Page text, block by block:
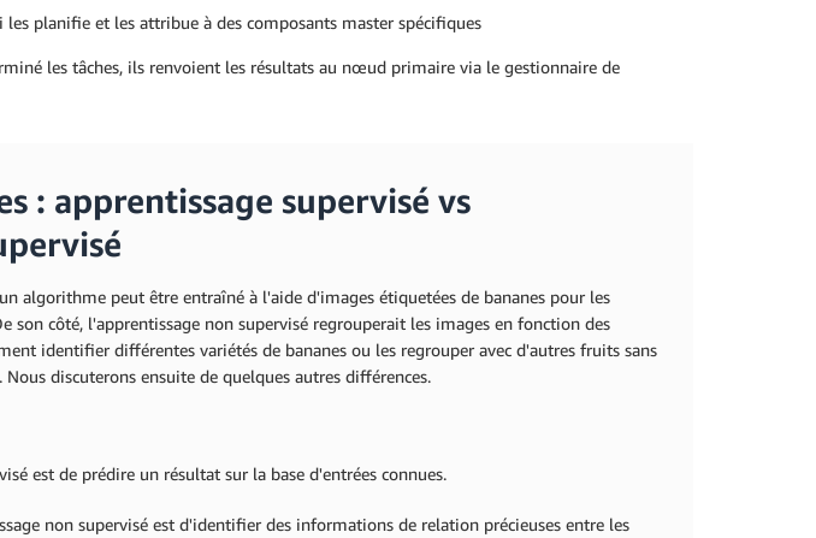
les planifie et les attribue à des composants master spécifiques
les tâches, ils renvoient les résultats au nœud primaire via le gestionnaire de
: apprentissage supervisé vs
algorithme peut être entraîné à l'aide d'images étiquetées de bananes pour les
son côté, l'apprentissage non supervisé regrouperait les images en fonction des
identifier différentes variétés de bananes ou les regrouper avec d'autres fruits sans
discuterons ensuite de quelques autres différences.
est de prédire un résultat sur la base d'entrées connues.
non supervisé est d'identifier des informations de relation précieuses entre les